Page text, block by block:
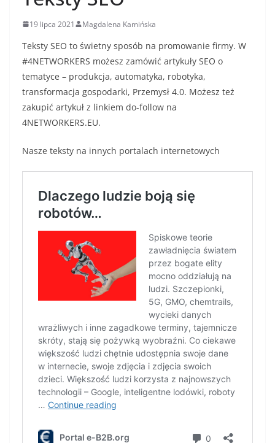
19 lipca 2021 Magdalena Kamińska
Teksty SEO to świetny sposób na promowanie firmy. W
#4NETWORKERS możesz zamówić artykuły SEO o
tematyce – produkcja, automatyka, robotyka,
transformacja gospodarki, Przemysł 4.0. Możesz też
zakupić artykuł z linkiem do-follow na
4NETWORKERS.EU.
Nasze teksty na innych portalach internetowych